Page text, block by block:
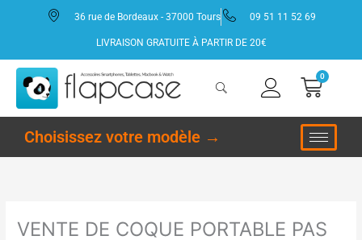
36 rue de Bordeaux - 37000 Tours 09 51 11 52 69
LIVRAISON GRATUITE À PARTIR DE 20€
0
Choisissez votre modèle →
VENTE DE COQUE PORTABLE PAS